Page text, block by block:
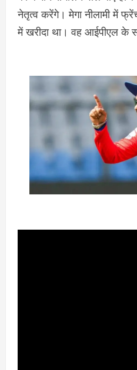
नेतृत्व करेंगे। मेगा नीलामी में
में खरीदा था। वह आईपीएल के